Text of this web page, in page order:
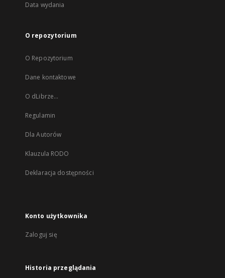
Data wydania
O repozytorium
O Repozytorium
Dane kontaktowe
O dLibrze...
Regulamin
Dla Autorów
Klauzula RODO
Deklaracja dostępności
Konto użytkownika
Zaloguj się
Historia przeglądania